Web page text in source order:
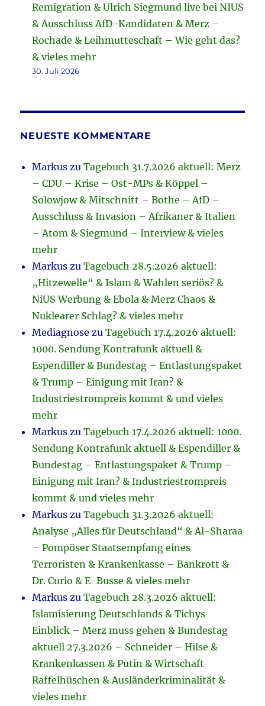
Remigration & Ulrich Siegmund live bei NIUS
& Ausschluss AfD-Kandidaten & Merz –
Rochade & Leihmutteschaft – Wie geht das?
& vieles mehr
30. Juli 2026
NEUESTE KOMMENTARE
Markus zuTagebuch 31.7.2026 aktuell: Merz
– CDU – Krise – Ost-MPs & Köppel –
Solowjow & Mitschnitt – Bothe – AfD –
Ausschluss & Invasion – Afrikaner & Italien
– Atom & Siegmund – Interview & vieles
mehr
Markus zuTagebuch 28.5.2026 aktuell:
„Hitzewelle“ & Islam & Wahlen seriös? &
NiUS Werbung & Ebola & Merz Chaos &
Nuklearer Schlag? & vieles mehr
Mediagnose zuTagebuch 17.4.2026 aktuell:
1000. Sendung Kontrafunk aktuell &
Espendiller & Bundestag – Entlastungspaket
& Trump – Einigung mit Iran? &
Industriestrompreis kommt & und vieles
mehr
Markus zuTagebuch 17.4.2026 aktuell: 1000.
Sendung Kontrafunk aktuell & Espendiller &
Bundestag – Entlastungspaket & Trump –
Einigung mit Iran? & Industriestrompreis
kommt & und vieles mehr
Markus zuTagebuch 31.3.2026 aktuell:
Analyse „Alles für Deutschland“ & Al-Sharaa
– Pompöser Staatsempfang eines
Terroristen & Krankenkasse – Bankrott &
Dr. Curio & E-Busse & vieles mehr
Markus zuTagebuch 28.3.2026 aktuell:
Islamisierung Deutschlands & Tichys
Einblick – Merz muss gehen & Bundestag
aktuell 27.3.2026 – Schneider – Hilse &
Krankenkassen & Putin & Wirtschaft
Raffelhüschen & Ausländerkriminalität &
vieles mehr